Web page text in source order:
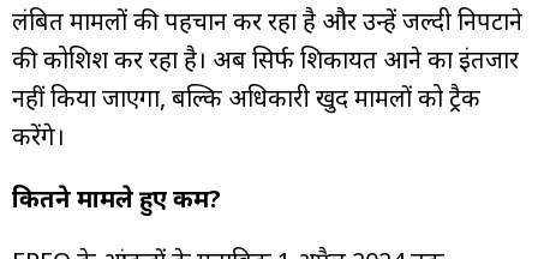
लंबित मामलों की पहचान कर रहा है और उन्हें जल्दी निपटाने
की कोशिश कर रहा है। अब सिर्फ शिकायत आने का इंतजार
नहीं किया जाएगा, बल्कि अधिकारी खुद मामलों को ट्रैक
करेंगे।
कितने मामले हुए कम?